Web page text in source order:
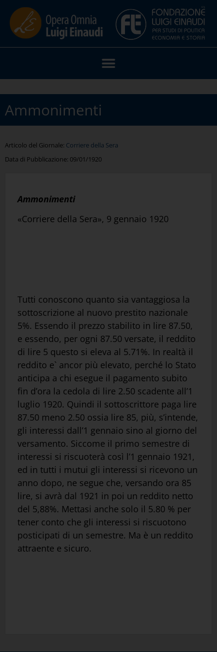
Ammonimenti
Articolo del Giornale: Corriere della Sera
Data di Pubblicazione: 09/01/1920
Ammonimenti
«Corriere della Sera», 9 gennaio 1920
Tutti conoscono quanto sia vantaggiosa la
sottoscrizione al nuovo prestito nazionale
5%. Essendo il prezzo stabilito in lire 87.50,
e essendo, per ogni 87.50 versate, il reddito
di lire 5 questo si eleva al 5.71%. In realtà il
reddito e` ancor più elevato, perché lo Stato
anticipa a chi esegue il pagamento subito
fin d’ora la cedola di lire 2.50 scadente all’1
luglio 1920. Quindi il sottoscrittore paga lire
87.50 meno 2.50 ossia lire 85, più, s’intende,
gli interessi dall’1 gennaio sino al giorno del
versamento. Siccome il primo semestre di
interessi si riscuoterà così l’1 gennaio 1921,
ed in tutti i mutui gli interessi si ricevono un
anno dopo, ne segue che, versando ora 85
lire, si avrà dal 1921 in poi un reddito netto
del 5,88%. Mettasi anche solo il 5.80 % per
tener conto che gli interessi si riscuotono
posticipati di un semestre. Ma è un reddito
attraente e sicuro.